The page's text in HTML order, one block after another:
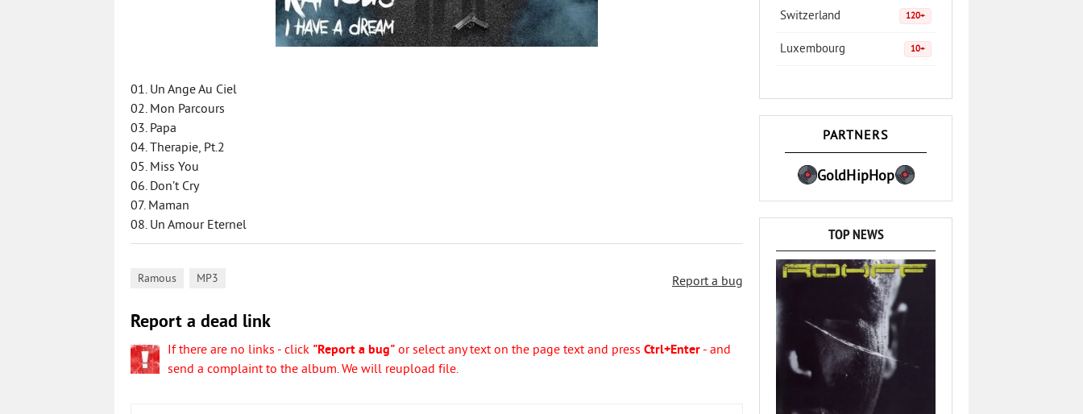
01. Un Ange Au Ciel
02. Mon Parcours
03. Papa
04. Therapie, Pt.2
05. Miss You
06. Don’t Cry
07. Maman
08. Un Amour Eternel
Report a bug
Ramous MP3
Report a dead link
If there are no links - click "Report a bug" or select any text on the page text and press Ctrl+Enter - and
send a complaint to the album. We will reupload file.
Switzerland 120+
Luxembourg 10+
PARTNERS
GoldHipHop
TOP NEWS